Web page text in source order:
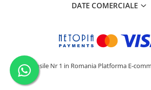
DATE COMERCIALE
Camasile Nr 1 in Romania Platforma E-